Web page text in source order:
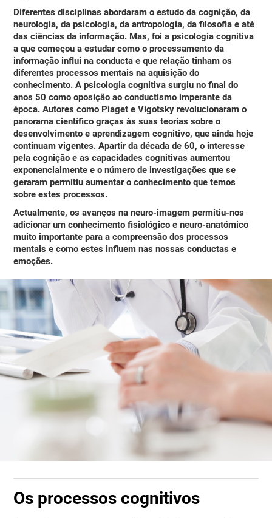
Diferentes disciplinas abordaram o estudo da cognição, da
neurologia, da psicologia, da antropologia, da filosofia e até
das ciências da informação. Mas, foi a psicologia cognitiva
a que começou a estudarcomo o processamento da
informação influi na conducta e que relação tinham os
diferentes processos mentais na aquisição do
conhecimento. A psicologia cognitiva surgiu no final do
anos 50 como oposição ao conductismo imperante da
época. Autores como Piaget e Vigotsky revolucionaram o
panorama científico graças às suas teorias sobre o
desenvolvimento e aprendizagem cognitivo, que ainda hoje
continuam vigentes. Apartir da década de 60, o interesse
pela cognição e as capacidades cognitivas aumentou
exponencialmente e o número de investigações que se
geraram permitiu aumentar o conhecimento que temos
sobre estes processos.
Actualmente, os avanços na neuro-imagem permitiu-nos
adicionar um conhecimento fisiológico e neuro-anatómico
muito importante para a compreensão dos processos
mentais e como estes influem nas nossas conductas e
emoções.
Os processos cognitivos